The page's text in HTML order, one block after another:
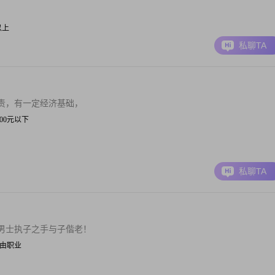
上
私聊TA
有一定经济基础，
元以下
私聊TA
执子之手与子偕老！
职业